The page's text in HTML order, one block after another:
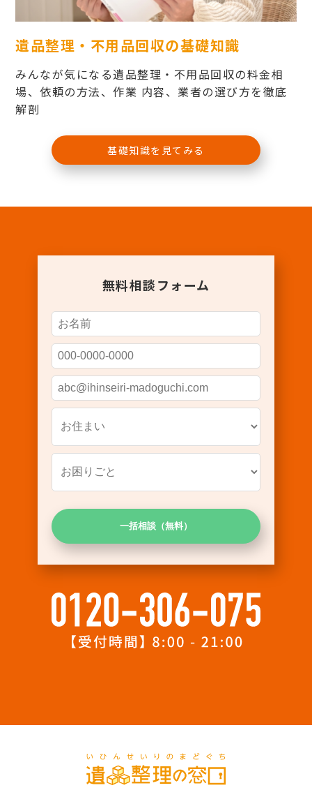
遺品整理・不用品回収の基礎知識
みんなが気になる遺品整理・不用品回収の料金相
場、依頼の方法、作業 内容、業者の選び方を徹底
解剖
基礎知識を見てみる
無料相談フォーム